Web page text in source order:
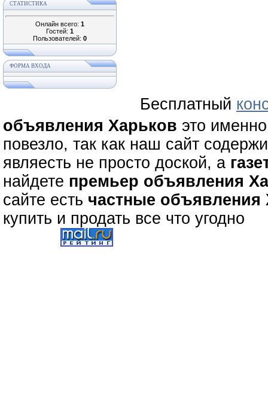
СТАТИСТИКА
Онлайн всего: 1
Гостей: 1
Пользователей: 0
ФОРМА ВХОДА
Бесплатный
объявления Харьков это
повезло, так как наш сайт
являесть не просто доской, а
найдете премьер объявления
сайте есть частные объявления
купить и продать все что угодно